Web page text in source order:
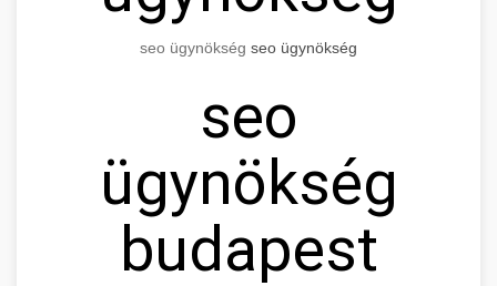
seo ügynökség seo ügynökség
seo
ügynökség
budapest